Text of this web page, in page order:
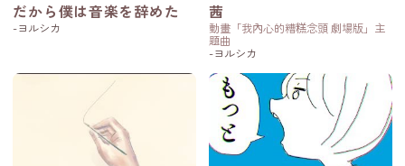
だから僕は音楽を辞めた
-ヨルシカ
茜
動畫「我內心的糟糕念頭 劇場版」主
題曲
-ヨルシカ